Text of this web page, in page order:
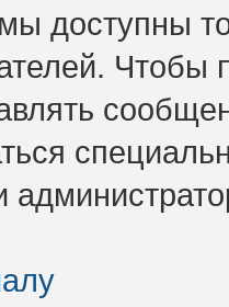
доступны
Чтобы